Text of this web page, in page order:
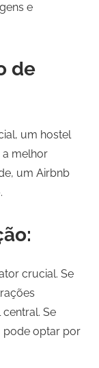
e
de
um hostel
melhor
um Airbnb
crucial. Se
Se
pode optar por